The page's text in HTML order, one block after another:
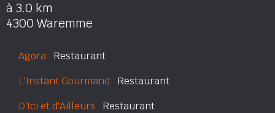
à 3.0 km
4300 Waremme
Agora Restaurant
L'Instant Gourmand Restaurant
D'Ici et d'Ailleurs Restaurant